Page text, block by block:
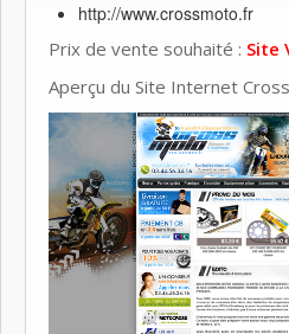
http://www.crossmoto.fr
Prix de vente souhaité : Site
Aperçu du Site Internet